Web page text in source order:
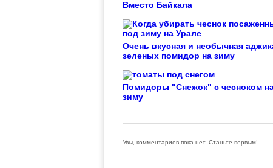
Вместо Байкала
Очень вкусная и необычная
зеленых помидор на зиму
Помидоры "Снежок" с чесноком
зиму
Увы, комментариев пока нет. Станьте первым!